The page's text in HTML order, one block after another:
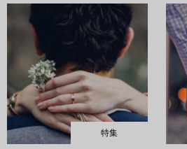
特集